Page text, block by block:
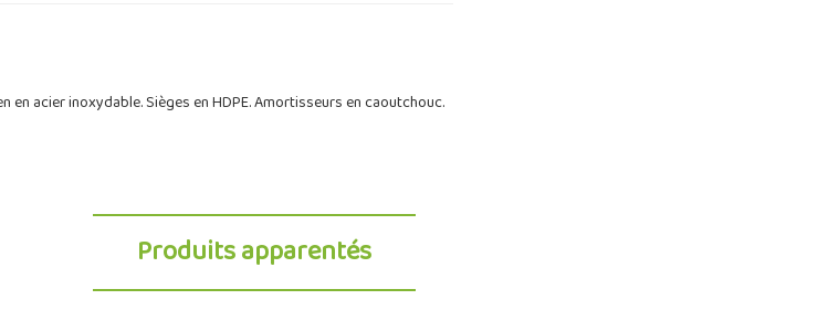
acier inoxydable. Sièges en HDPE. Amortisseurs en caoutchouc.
Produits apparentés